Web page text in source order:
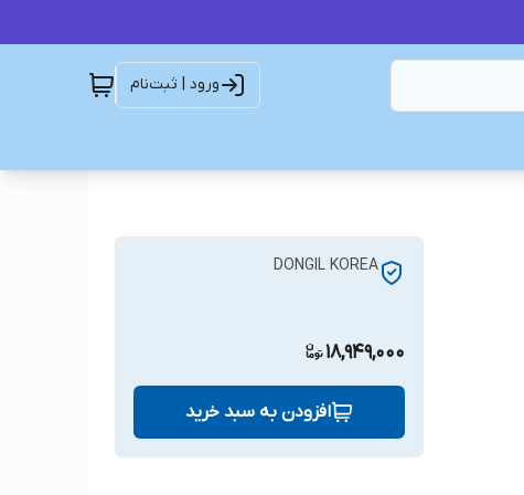
ورود | ثبت‌نام
DONGIL KOREA
18,949,000
افزودن به سبد خرید